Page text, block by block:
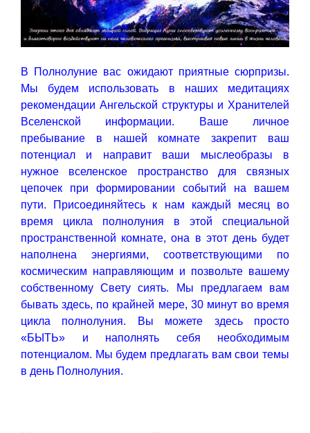
В Полнолуние вас ожидают приятные сюрпризы.
Мы будем использовать в наших медитациях
рекомендации Ангельской структуры и Хранителей
Вселенской информации. Ваше личное
пребывание в нашей комнате закрепит ваш
потенциал и направит ваши мыслеобразы в
нужное вселенское пространство для связных
цепочек при формировании событий на вашем
пути. Присоединяйтесь к нам каждый месяц во
время цикла полнолуния в этой специальной
пространственной комнате, она в этот день будет
наполнена энергиями, соответствующими по
космическим направляющим и позвольте вашему
собственному Свету сиять. Мы предлагаем вам
бывать здесь, по крайней мере, 30 минут во время
цикла полнолуния. Вы можете здесь просто
«БЫТЬ» и наполнять себя необходимым
потенциалом. Мы будем предлагать вам свои темы
в день Полнолуния.